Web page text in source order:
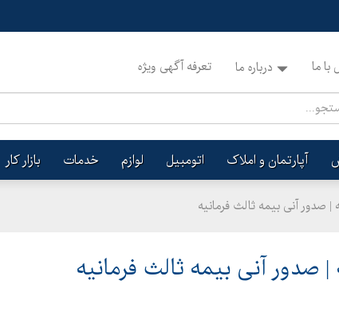
ما درباره ما تعرفه آگهی ویژه
آپارتمان و املاک اتومبیل لوازم خدمات بازار کار
| صدور آنی بیمه ثالث فرمانیه
| صدور آنی بیمه ثالث فرمانیه